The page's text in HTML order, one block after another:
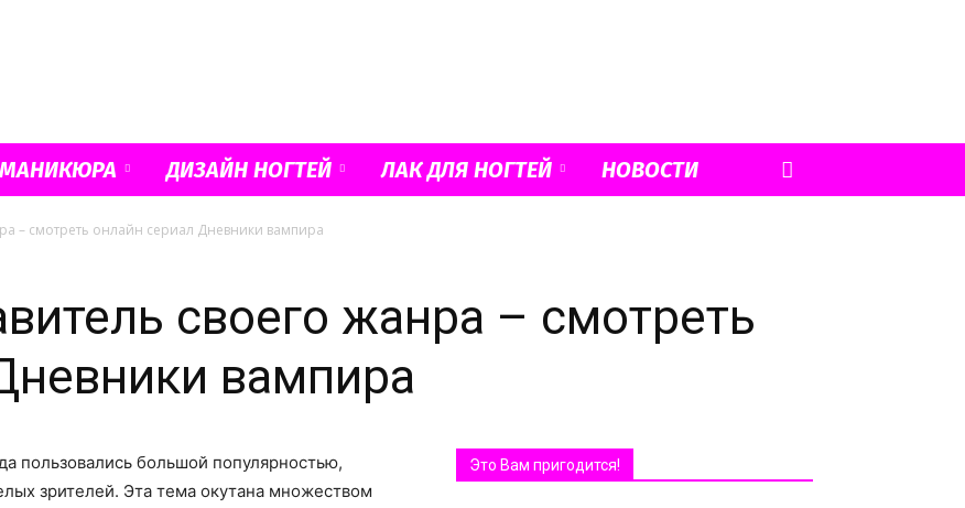
Французский
ДИЗАЙН НОГТЕЙ ЛАК ДЛЯ НОГТЕЙ НОВОСТИ
– смотреть онлайн сериал Дневники вампира
своего жанра – смотреть
вампира
пользовались большой популярностью,
зрителей. Эта тема окутана множеством
Это Вам пригодится!